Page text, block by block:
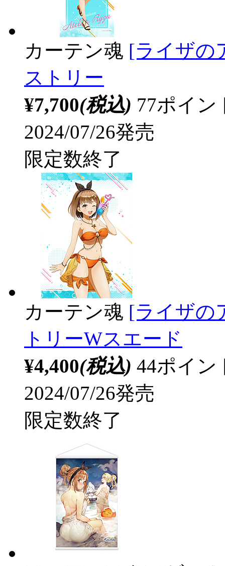
カーテン魂 [ライザの
ストリー
¥7,700(税込) 77ポイ
2024/07/26発売
限定数終了
カーテン魂 [ライザの
トリーWスエード
¥4,400(税込) 44ポイ
2024/07/26発売
限定数終了